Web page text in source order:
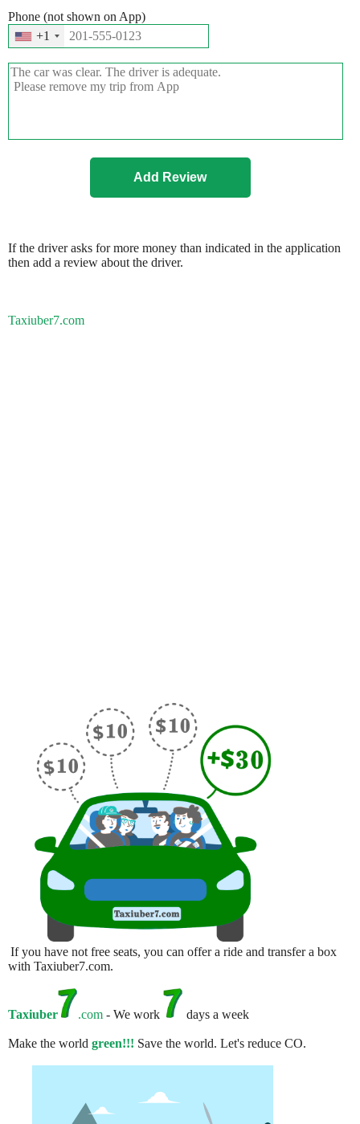
Phone (not shown on App)
+1
If the driver asks for more money than indicated in the application
then add a review about the driver.
Taxiuber7.com
If you have not free seats, you can offer a ride and transfer a box
with Taxiuber7.com.
Taxiuber .com - We work days a week
Make the world green!!! Save the world. Let's reduce CO.